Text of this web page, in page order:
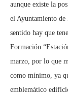
aunque existe la
el Ayuntamiento de
sentido hay que
Formación
marzo, por lo que
como mínimo, ya
emblemático